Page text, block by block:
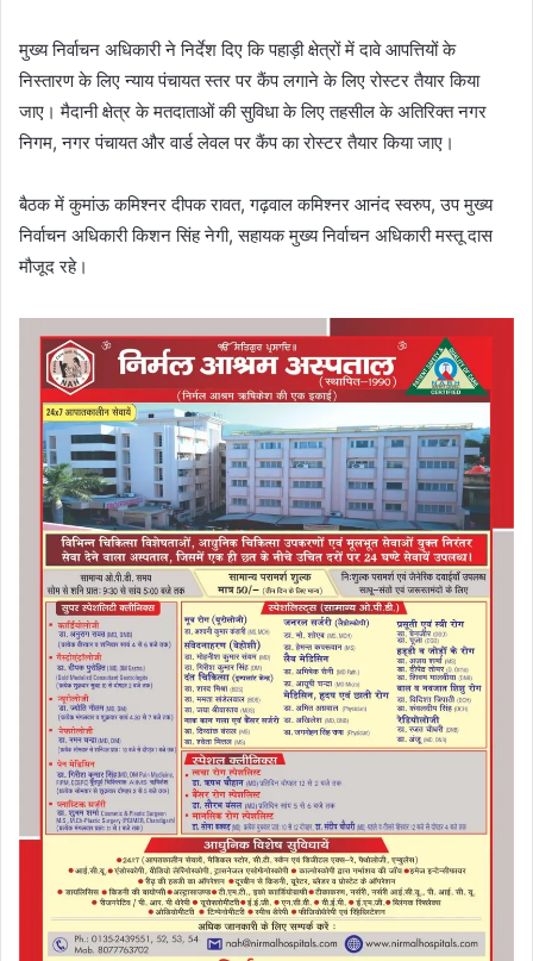
मुख्य निर्वाचन अधिकारी ने निर्देश दिए कि पहाड़ी क्षेत्रों में दावे आपत्तियों के
निस्तारण के लिए न्याय पंचायत स्तर पर कैंप लगाने के लिए रोस्टर तैयार किया
जाए। मैदानी क्षेत्र के मतदाताओं की सुविधा के लिए तहसील के अतिरिक्त नगर
निगम, नगर पंचायत और वार्ड लेवल पर कैंप का रोस्टर तैयार किया जाए।
बैठक में कुमांऊ कमिश्नर दीपक रावत, गढ़वाल कमिश्नर आनंद स्वरुप, उप मुख्य
निर्वाचन अधिकारी किशन सिंह नेगी, सहायक मुख्य निर्वाचन अधिकारी मस्तू दास
मौजूद रहे।